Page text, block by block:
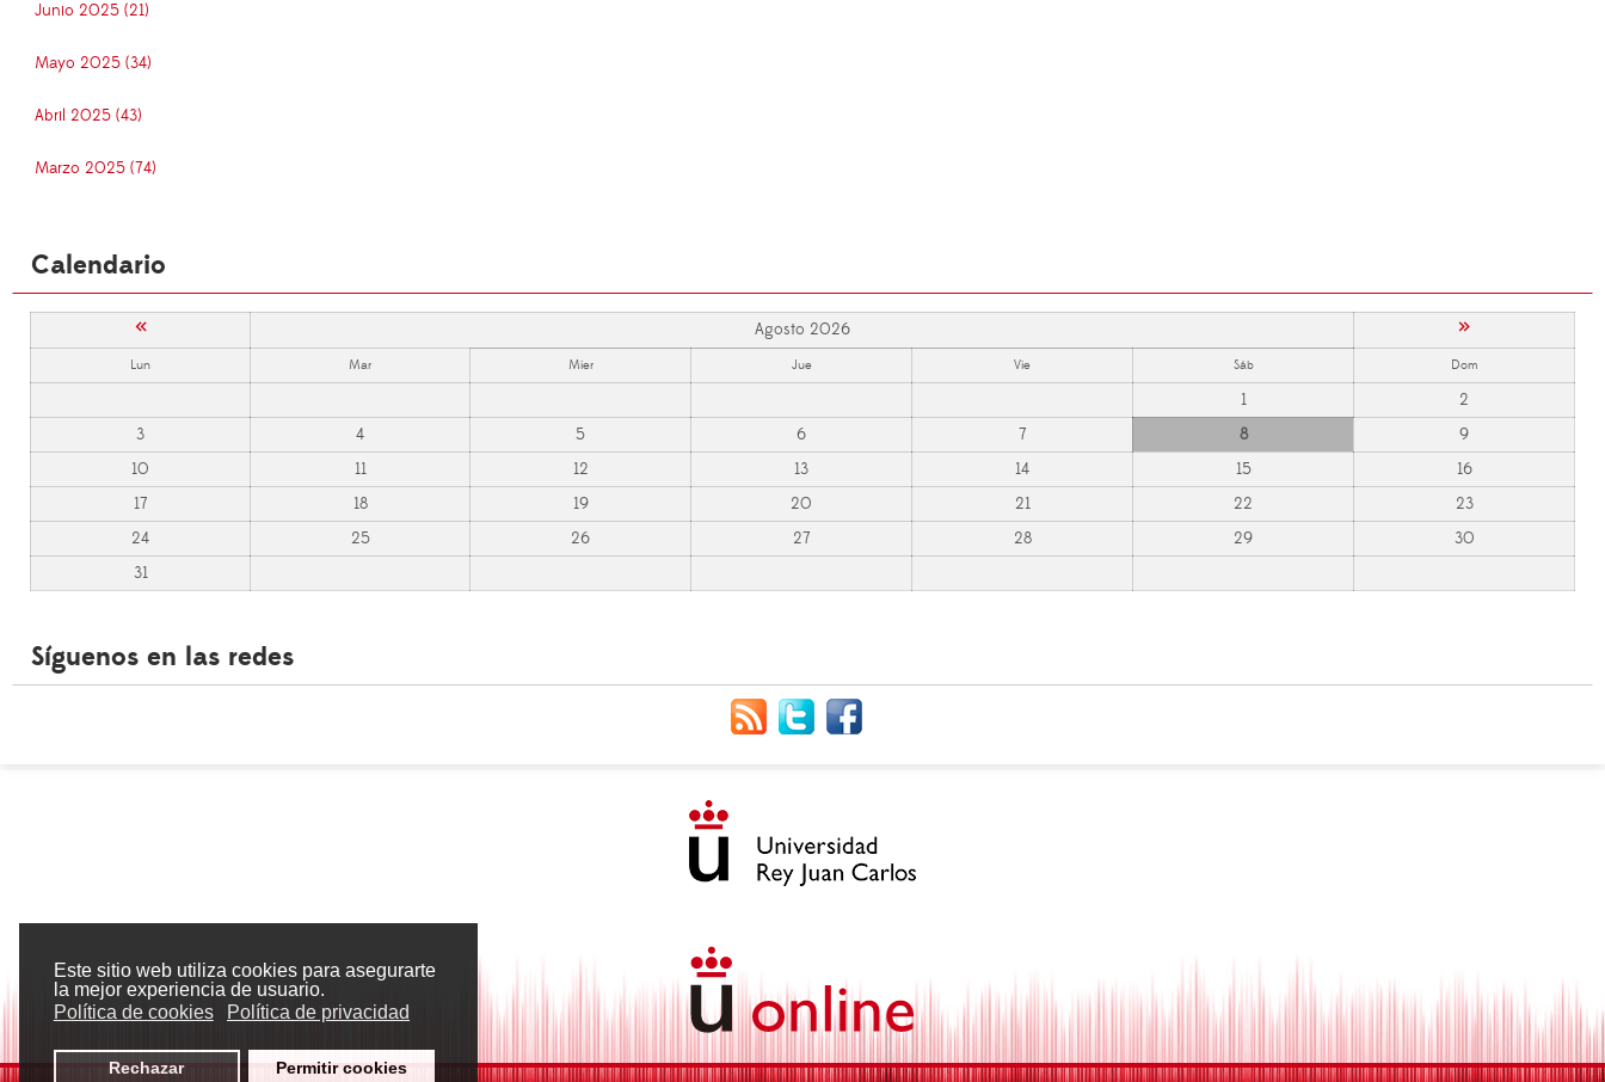
Este sitio web utiliza cookies para asegurarte
la mejor experiencia de usuario.
Política de cookies
Política de privacidad
Rechazar Permitir cookies
Junio 2025 (21)
Mayo 2025 (34)
Abril 2025 (43)
Marzo 2025 (74)
Calendario
« Agosto 2026 »
Lun Mar Mier Jue Vie Sáb Dom
1
2
3
4 5 6 7 8
9
10
11 12 13 14 15
16
17
18 19 20 21 22
23
24
25 26 27 28 29
30
31
Síguenos en las redes